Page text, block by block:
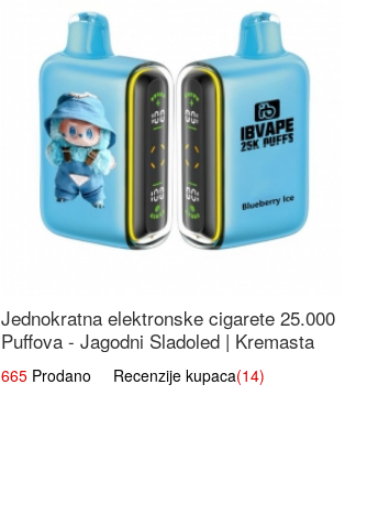
Jednokratna elektronske cigarete 25.000
Puffova - Jagodni Sladoled | Kremasta
Slatka Okus
665 Prodano Recenzije kupaca(14)